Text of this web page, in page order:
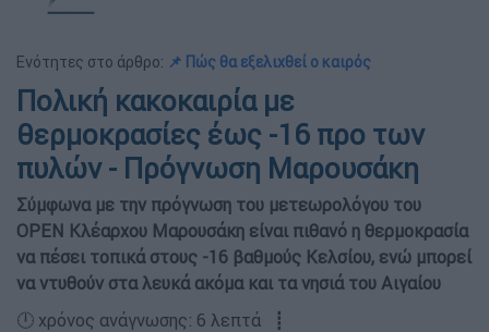
Ενότητες στο άρθρο: 📌 Πώς θα εξελιχθεί ο καιρός
Πολική κακοκαιρία με
θερμοκρασίες έως -16 προ των
πυλών - Πρόγνωση Μαρουσάκη
Σύμφωνα με την πρόγνωση του μετεωρολόγου του
OPEN Κλέαρχου Μαρουσάκη είναι πιθανό η θερμοκρασία
να πέσει τοπικά στους -16 βαθμούς Κελσίου, ενώ μπορεί
να ντυθούν στα λευκά ακόμα και τα νησιά του Αιγαίου
🕛 χρόνος ανάγνωσης: 6 λεπτά ┋